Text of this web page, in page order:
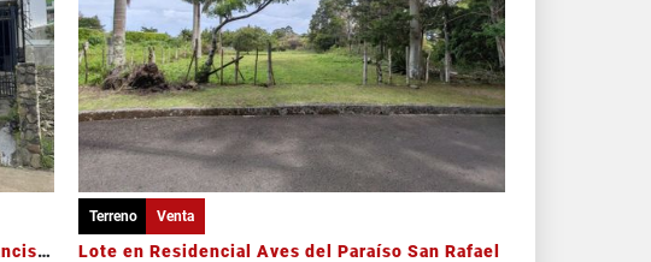
Venta de Casa con Apartamento, Barrio Francisco Peralta, Catedral
Terreno Venta
Lote en Residencial Aves del Paraíso San Rafael